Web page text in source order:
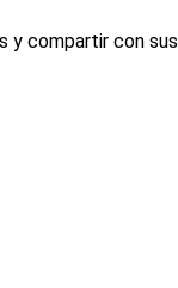
y compartir con